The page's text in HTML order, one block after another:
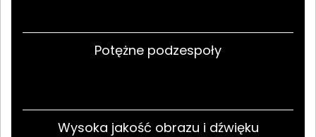
Potężne podzespoły
Wysoka jakość obrazu i dźwięku